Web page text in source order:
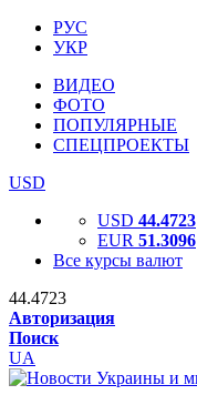
РУС
УКР
ВИДЕО
ФОТО
ПОПУЛЯРНЫЕ
СПЕЦПРОЕКТЫ
USD
USD 44.4723
EUR 51.3096
Все курсы валют
44.4723
Авторизация
Поиск
UA